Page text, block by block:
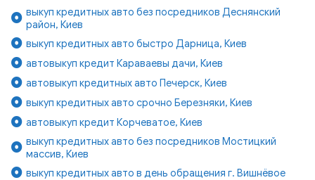
выкуп кредитных авто без посредников Деснянский
район, Киев
выкуп кредитных авто быстро Дарница, Киев
автовыкуп кредит Караваевы дачи, Киев
автовыкуп кредитных авто Печерск, Киев
выкуп кредитных авто срочно Березняки, Киев
автовыкуп кредит Корчеватое, Киев
выкуп кредитных авто без посредников Мостицкий
массив, Киев
выкуп кредитных авто в день обращения г. Вишнёвое